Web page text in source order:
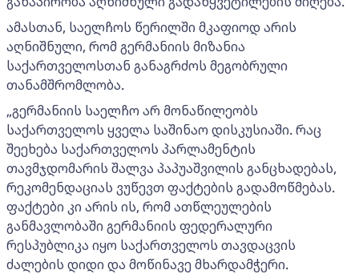
ამასთან, საელჩოს წერილში მკაფიოდ არის
აღნიშნული, რომ გერმანიის მიზანია
საქართველოსთან განაგრძოს მეგობრული
თანამშრომლობა.
„გერმანიის საელჩო არ მონაწილეობს
საქართველოს ყველა საშინაო დისკუსიაში. რაც
შეეხება საქართველოს პარლამენტის
თავმჯდომარის შალვა პაპუაშვილის განცხადებას,
რეკომენდაციას ვუწევთ ფაქტების გადამოწმებას.
ფაქტები კი არის ის, რომ ათწლეულების
განმავლობაში გერმანიის ფედერალური
რესპუბლიკა იყო საქართველოს თავდაცვის
ძალების დიდი და მოწინავე მხარდამჭერი.